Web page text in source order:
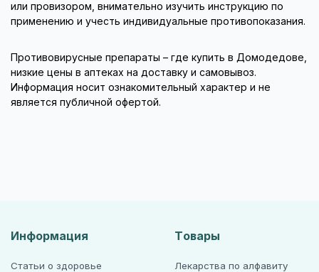
или провизором, внимательно изучить инструкцию по
применению и учесть индивидуальные противопоказания.
Противовирусные препараты – где купить в Домодедове,
низкие цены в аптеках на доставку и самовывоз.
Информация носит ознакомительный характер и не
является публичной офертой.
Информация
Статьи о здоровье
Товары
Лекарства по алфавиту